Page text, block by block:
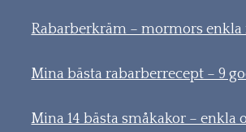
Rabarberkräm – mormors enkla
Mina bästa rabarberrecept – 9
Mina 14 bästa småkakor – enkla